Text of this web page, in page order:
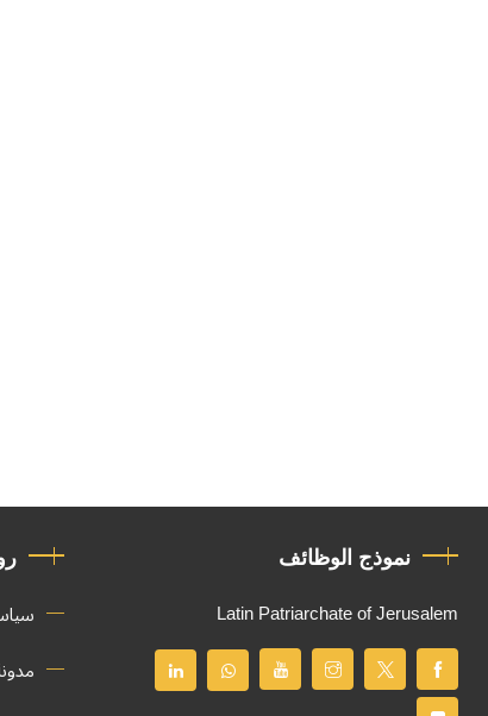
نموذج الوظائف
Latin Patriarchate of Jerusalem